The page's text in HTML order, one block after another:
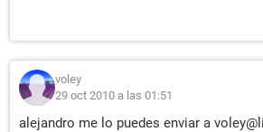
voley
29 oct 2010 a las 01:51
alejandro me lo puedes enviar a